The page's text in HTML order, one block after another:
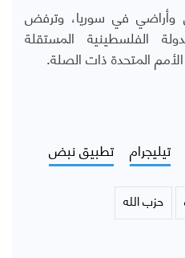
وأراضي في سوريا، وترفض
الفلسطينية المستقلة
المتحدة ذات الصلة.
تيليجرام تطبيق نبض
حزب الله